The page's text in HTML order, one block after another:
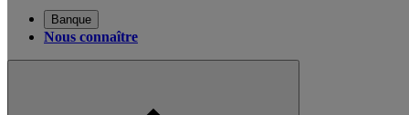
Banque
Nous connaître